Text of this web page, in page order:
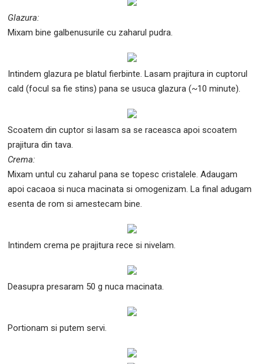
Glazura:
Mixam bine galbenusurile cu zaharul pudra.
Intindem glazura pe blatul fierbinte. Lasam prajitura in cuptorul
cald (focul sa fie stins) pana se usuca glazura (~10 minute).
Scoatem din cuptor si lasam sa se raceasca apoi scoatem
prajitura din tava.
Crema:
Mixam untul cu zaharul pana se topesc cristalele. Adaugam
apoi cacaoa si nuca macinata si omogenizam. La final adugam
esenta de rom si amestecam bine.
Intindem crema pe prajitura rece si nivelam.
Deasupra presaram 50 g nuca macinata.
Portionam si putem servi.